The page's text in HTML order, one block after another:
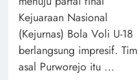
Kejuaraan Nasional
(Kejurnas) Bola Voli U-18
berlangsung impresif. Tim
asal Purworejo itu ...